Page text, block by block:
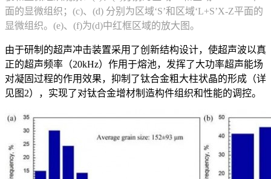
面的显微组织；(c)、(d) 分别为区域‘S’和区域‘L+S’X-Z平面的
显微组织。(e)、(f)为(d)中红框区域的放大图。
由于研制的超声冲击装置采用了创新结构设计，使超声波以真
正的超声频率（20kHz）作用于熔池，发挥了大功率超声能场
对凝固过程的作用效果，抑制了钛合金粗大柱状晶的形成（详
见图2），实现了对钛合金增材制造构件组织和性能的调控。